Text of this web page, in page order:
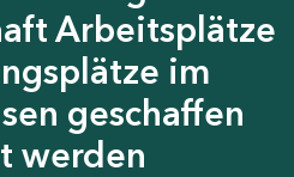
Arbeitsplätze
im
geschaffen
werden